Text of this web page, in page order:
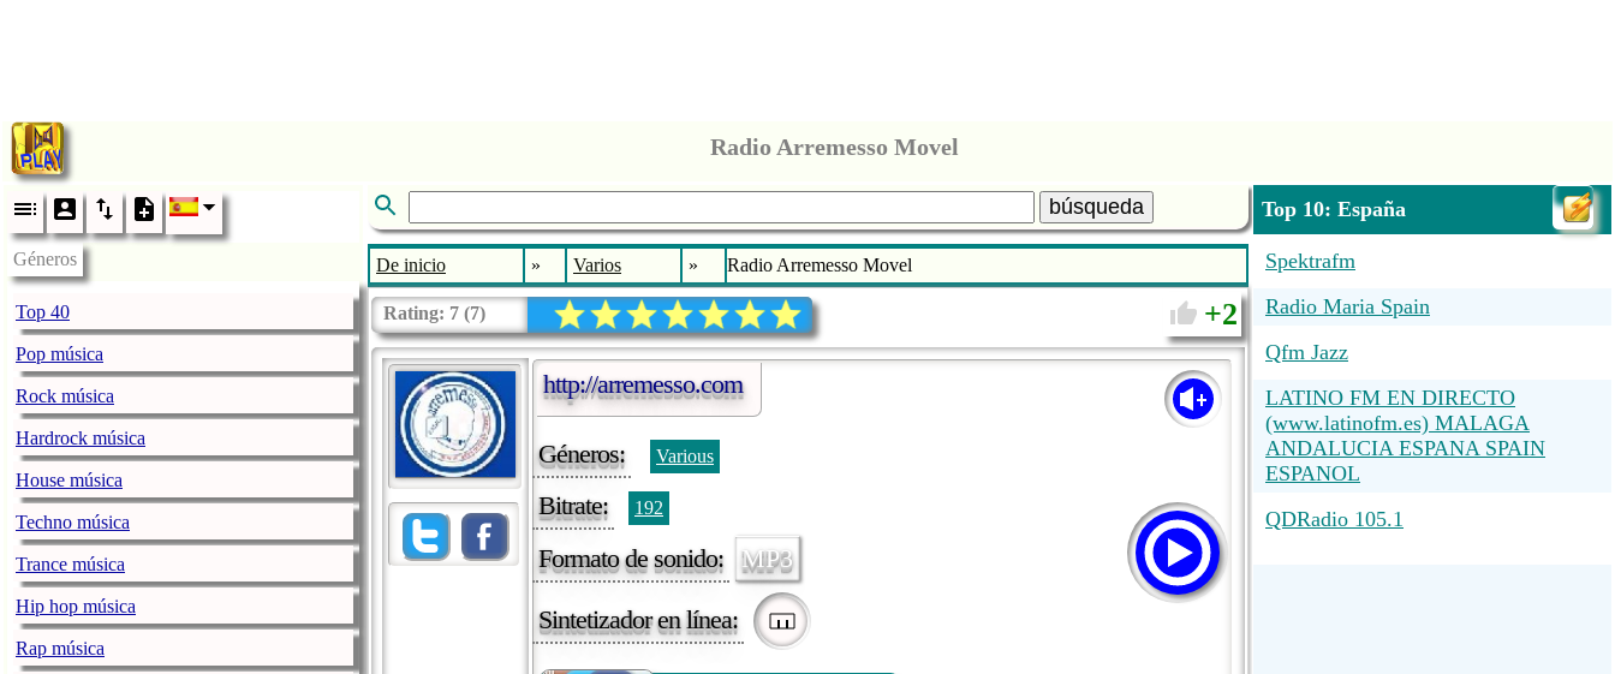
Radio Arremesso Movel
Géneros
Top 40
Pop música
Rock música
Hardrock música
House música
Techno música
Trance música
Hip hop música
Rap música
búsqueda
De inicio » Varios » Radio Arremesso Movel
Rating: 7 (7) 2
http://arremesso.com
Géneros: Various
Bitrate: 192
Formato de sonido: MP3
Sintetizador en línea:
Top 10: España
Spektrafm
Radio Maria Spain
Qfm Jazz
LATINO FM EN DIRECTO
(www.latinofm.es) MALAGA
ANDALUCIA ESPANA SPAIN
ESPANOL
QDRadio 105.1